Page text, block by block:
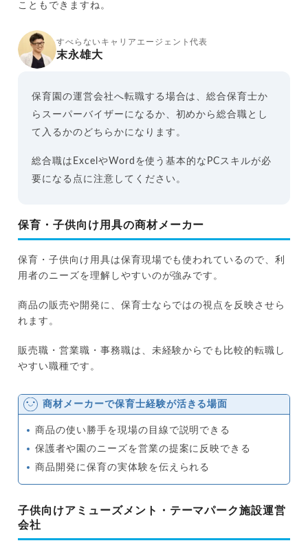
こともできますね。
すべらないキャリアエージェント代表
末永雄大
保育園の運営会社へ転職する場合は、総合保育士か
らスーパーバイザーになるか、初めから総合職とし
て入るかのどちらかになります。
総合職はExcelやWordを使う基本的なPCスキルが必
要になる点に注意してください。
保育・子供向け用具の商材メーカー
保育・子供向け用具は保育現場でも使われているので、利
用者のニーズを理解しやすいのが強みです。
商品の販売や開発に、保育士ならではの視点を反映させら
れます。
販売職・営業職・事務職は、未経験からでも比較的転職し
やすい職種です。
商材メーカーで保育士経験が活きる場面
商品の使い勝手を現場の目線で説明できる
保護者や園のニーズを営業の提案に反映できる
商品開発に保育の実体験を伝えられる
子供向けアミューズメント・テーマパーク施設運営
会社